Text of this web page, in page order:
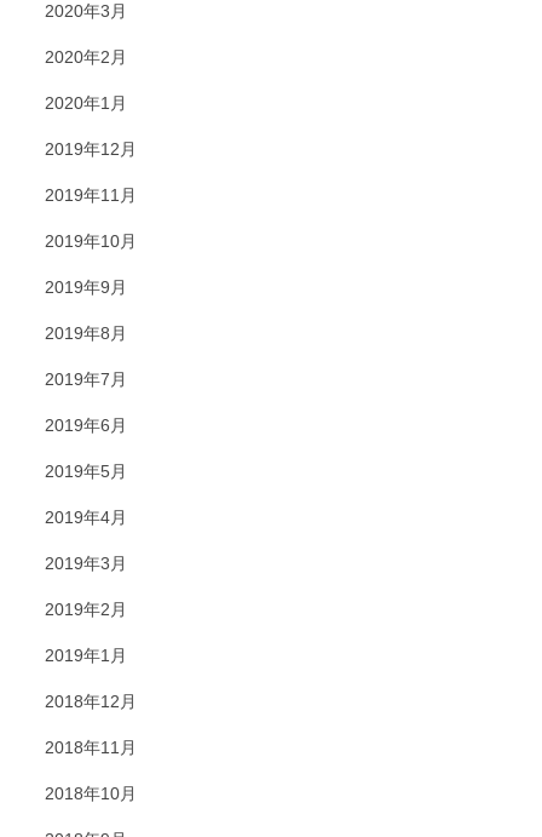
2020年3月
2020年2月
2020年1月
2019年12月
2019年11月
2019年10月
2019年9月
2019年8月
2019年7月
2019年6月
2019年5月
2019年4月
2019年3月
2019年2月
2019年1月
2018年12月
2018年11月
2018年10月